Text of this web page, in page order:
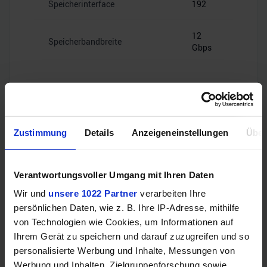
Zustimmung Details Anzeigeneinstellungen
Verantwortungsvoller Umgang mit Ihren Daten
Wir und unsere 1022 Partner verarbeiten Ihre
persönlichen Daten, wie z. B. Ihre IP-Adresse, mithilfe
von Technologien wie Cookies, um Informationen auf
Ihrem Gerät zu speichern und darauf zuzugreifen und so
personalisierte Werbung und Inhalte, Messungen von
Werbung und Inhalten, Zielgruppenforschung sowie
Speicherinterface 192
Speicherbandbreite
12
Gbps
Videoanschlüsse
HDMI –
DisplayPort
4x Mini
DisplayPort